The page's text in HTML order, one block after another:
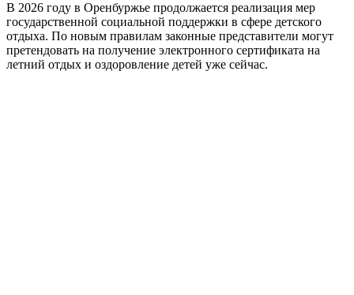
В 2026 году в Оренбуржье продолжается реализация мер
государственной социальной поддержки в сфере детского
отдыха. По новым правилам законные представители могут
претендовать на получение электронного сертификата на
летний отдых и оздоровление детей уже сейчас.